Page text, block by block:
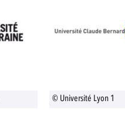
© Université Lyon 1